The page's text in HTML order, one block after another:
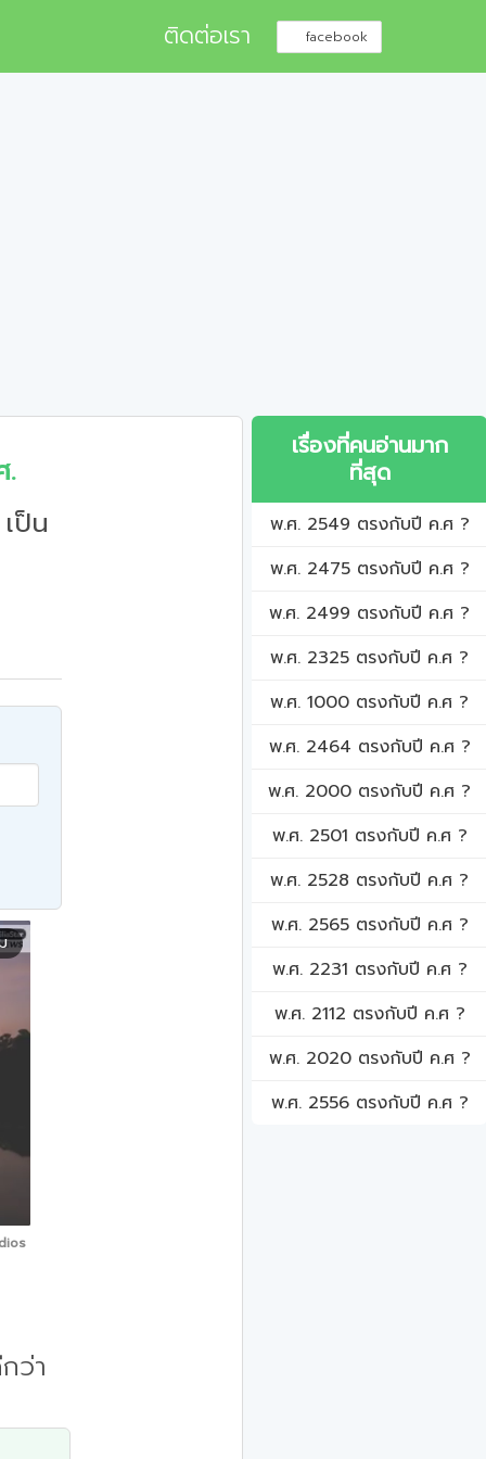
ติดต่อเรา facebook
.
ป็น
ว่า
เรื่องที่คนอ่านมาก
ที่สุด
พ.ศ. 2549 ตรงกับปี ค.ศ ?
พ.ศ. 2475 ตรงกับปี ค.ศ ?
พ.ศ. 2499 ตรงกับปี ค.ศ ?
พ.ศ. 2325 ตรงกับปี ค.ศ ?
พ.ศ. 1000 ตรงกับปี ค.ศ ?
พ.ศ. 2464 ตรงกับปี ค.ศ ?
พ.ศ. 2000 ตรงกับปี ค.ศ ?
พ.ศ. 2501 ตรงกับปี ค.ศ ?
พ.ศ. 2528 ตรงกับปี ค.ศ ?
พ.ศ. 2565 ตรงกับปี ค.ศ ?
พ.ศ. 2231 ตรงกับปี ค.ศ ?
พ.ศ. 2112 ตรงกับปี ค.ศ ?
พ.ศ. 2020 ตรงกับปี ค.ศ ?
พ.ศ. 2556 ตรงกับปี ค.ศ ?